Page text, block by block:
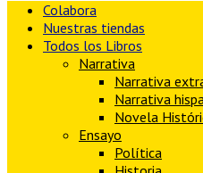
Colabora
Nuestras tiendas
Todos los Libros
Narrativa
Narrativa
Narrativa
Novela
Ensayo
Política